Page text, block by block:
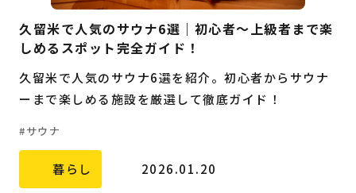
久留米で人気のサウナ6選｜初心者〜上級者まで楽
しめるスポット完全ガイド！
久留米で人気のサウナ6選を紹介。初心者からサウナ
ーまで楽しめる施設を厳選して徹底ガイド！
サウナ
暮らし 2026.01.20